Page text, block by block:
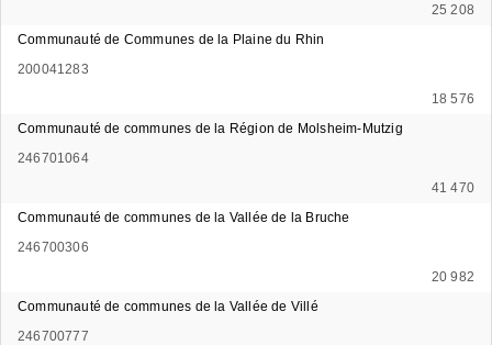
25 208
Communauté de Communes de la Plaine du Rhin
200041283
18 576
Communauté de communes de la Région de Molsheim-Mutzig
246701064
41 470
Communauté de communes de la Vallée de la Bruche
246700306
20 982
Communauté de communes de la Vallée de Villé
246700777